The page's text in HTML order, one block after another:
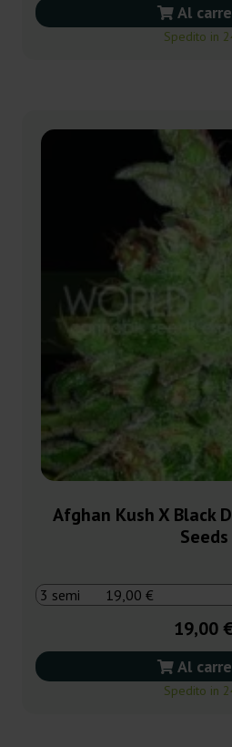
Al
Spedito in
Afghan Kush X Black
Seeds
19,00
Al
Spedito in